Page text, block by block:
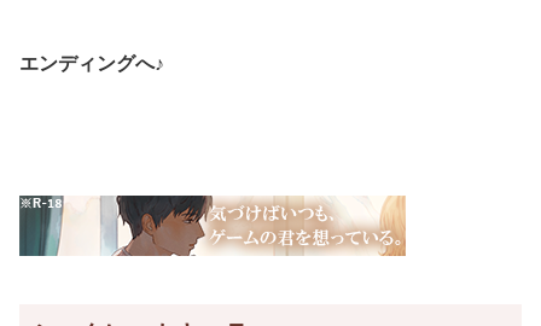
エンディングへ♪